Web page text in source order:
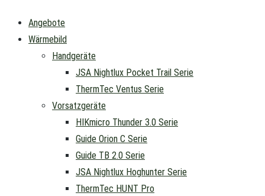
Angebote
Wärmebild
Handgeräte
JSA Nightlux Pocket Trail Serie
ThermTec Ventus Serie
Vorsatzgeräte
HIKmicro Thunder 3.0 Serie
Guide Orion C Serie
Guide TB 2.0 Serie
JSA Nightlux Hoghunter Serie
ThermTec HUNT Pro